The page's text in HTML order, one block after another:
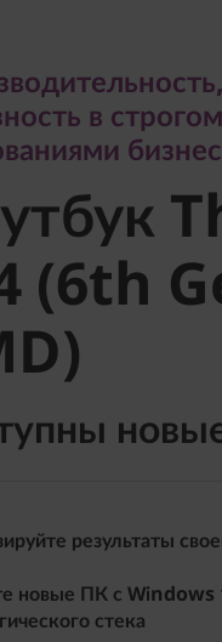
бизнеса
(6th
в
(6th
результаты
новые ПК с Windows
стека